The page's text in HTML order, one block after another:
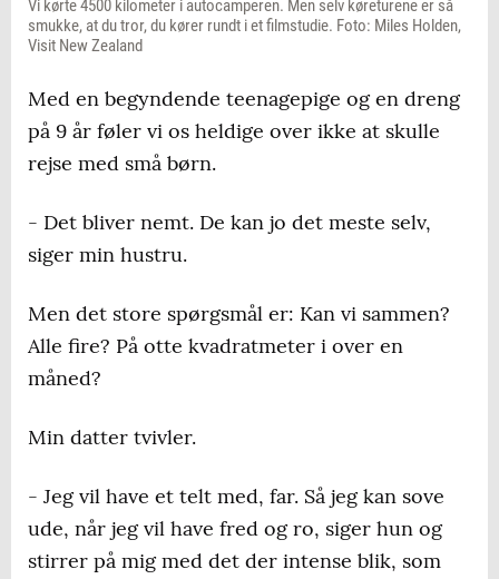
Vi kørte 4500 kilometer i autocamperen. Men selv køreturene er så
smukke, at du tror, du kører rundt i et filmstudie. Foto: Miles Holden,
Visit New Zealand
Med en begyndende teenagepige og en dreng
på 9 år føler vi os heldige over ikke at skulle
rejse med små børn.
- Det bliver nemt. De kan jo det meste selv,
siger min hustru.
Men det store spørgsmål er: Kan vi sammen?
Alle fire? På otte kvadratmeter i over en
måned?
Min datter tvivler.
- Jeg vil have et telt med, far. Så jeg kan sove
ude, når jeg vil have fred og ro, siger hun og
stirrer på mig med det der intense blik, som